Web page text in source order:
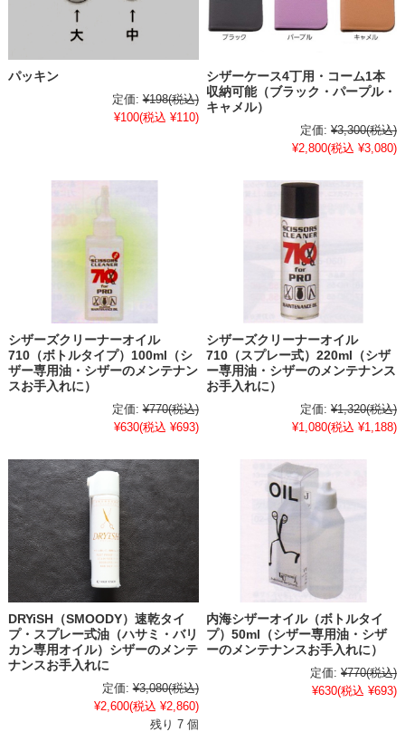
パッキン
定価: ¥198(税込)
¥100(税込 ¥110)
シザーケース4丁用・コーム1本
収納可能（ブラック・パープル・
キャメル）
定価: ¥3,300(税込)
¥2,800(税込 ¥3,080)
シザーズクリーナーオイル
710（ボトルタイプ）100ml（シ
ザー専用油・シザーのメンテナン
スお手入れに）
定価: ¥770(税込)
¥630(税込 ¥693)
シザーズクリーナーオイル
710（スプレー式）220ml（シザ
ー専用油・シザーのメンテナンス
お手入れに）
定価: ¥1,320(税込)
¥1,080(税込 ¥1,188)
DRYiSH（SMOODY）速乾タイ
プ・スプレー式油（ハサミ・バリ
カン専用オイル）シザーのメンテ
ナンスお手入れに
定価: ¥3,080(税込)
¥2,600(税込 ¥2,860)
残り 7 個
内海シザーオイル（ボトルタイ
プ）50ml（シザー専用油・シザ
ーのメンテナンスお手入れに）
定価: ¥770(税込)
¥630(税込 ¥693)